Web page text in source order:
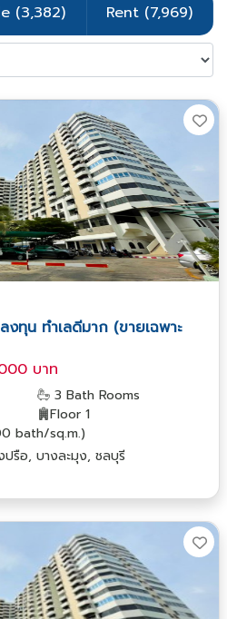
(3,382) Rent (7,969)
ทุน ทำเลดีมาก (ขายเฉพาะ
บาท
3 Bath Rooms
Floor 1
bath/sq.m.)
ปรือ, บางละมุง, ชลบุรี